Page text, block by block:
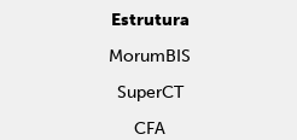
Estrutura
MorumBIS
SuperCT
CFA